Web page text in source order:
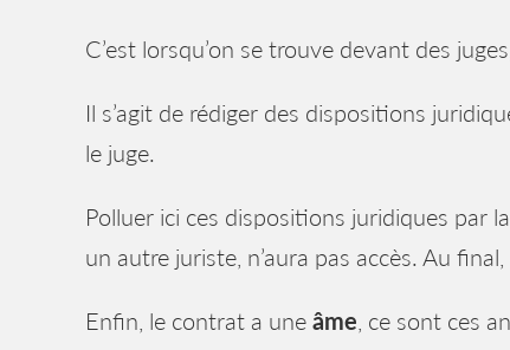
C’est lorsqu’on se trouve devant des
Il s’agit de rédiger des dispositions
le juge.
Polluer ici ces dispositions juridiques par
un autre juriste, n’aura pas accès. Au
Enfin, le contrat a une âme , ce sont ces